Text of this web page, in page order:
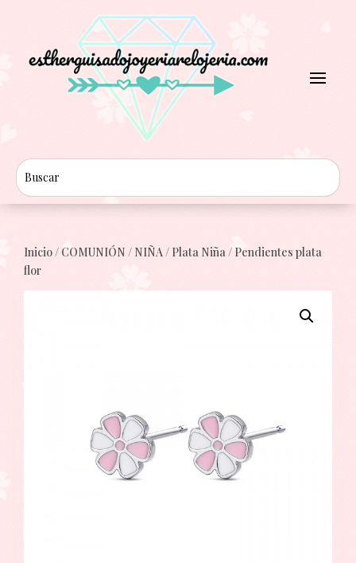
Inicio / COMUNIÓN / NIÑA / Plata Niña / Pendientes plata
flor